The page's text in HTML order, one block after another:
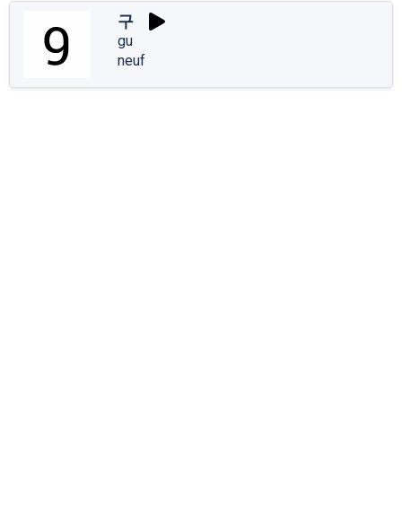
구
gu
neuf